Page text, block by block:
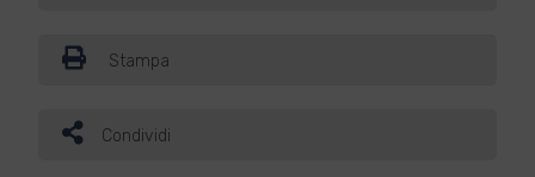
Stampa
Condividi